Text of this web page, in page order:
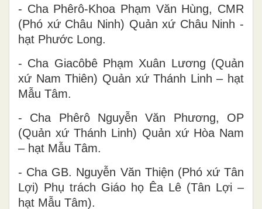
- Cha Phêrô-Khoa Phạm Văn Hùng, CMR
(Phó xứ Châu Ninh) Quản xứ Châu Ninh -
hạt Phước Long.
- Cha Giacôbê Phạm Xuân Lương (Quản
xứ Nam Thiên) Quản xứ Thánh Linh – hạt
Mẫu Tâm.
- Cha Phêrô Nguyễn Văn Phương, OP
(Quản xứ Thánh Linh) Quản xứ Hòa Nam
– hạt Mẫu Tâm.
- Cha GB. Nguyễn Văn Thiện (Phó xứ Tân
Lợi) Phụ trách Giáo họ Êa Lê (Tân Lợi –
hạt Mẫu Tâm).